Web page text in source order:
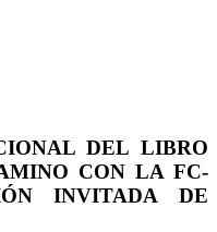
DEL LIBRO
CON LA FC-
INVITADA DE